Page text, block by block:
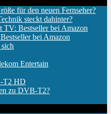
für den neuen Fernseher?
steckt dahinter?
TV: Bestseller bei Amazon
bei Amazon
Entertain
T2 HD
zu DVB-T2?